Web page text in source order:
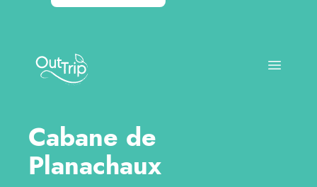
Outtrip
Open
Cabane de
Planachaux